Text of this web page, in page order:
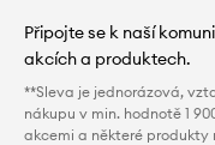
Připojte se k naší
akcích a produktech.
**Sleva je jednorázová,
nákupu v min. hodnotě 1
akcemi a některé produkty